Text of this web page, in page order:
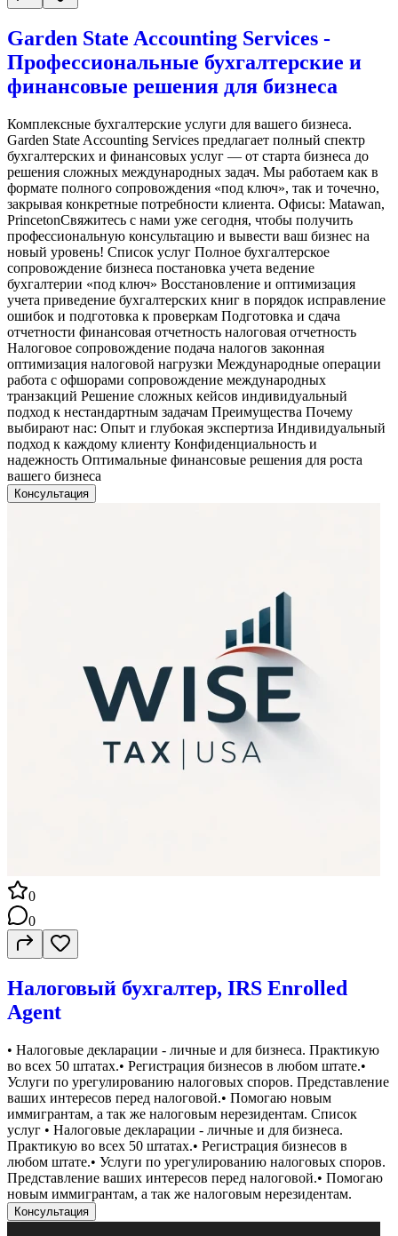
Garden State Accounting Services -
Профессиональные бухгалтерские и
финансовые решения для бизнеса
Комплексные бухгалтерские услуги для вашего бизнеса.
Garden State Accounting Services предлагает полный спектр
бухгалтерских и финансовых услуг — от старта бизнеса до
решения сложных международных задач. Мы работаем как в
формате полного сопровождения «под ключ», так и точечно,
закрывая конкретные потребности клиента. Офисы: Matawan,
PrincetonСвяжитесь с нами уже сегодня, чтобы получить
профессиональную консультацию и вывести ваш бизнес на
новый уровень! Список услуг Полное бухгалтерское
сопровождение бизнеса постановка учета ведение
бухгалтерии «под ключ» Восстановление и оптимизация
учета приведение бухгалтерских книг в порядок исправление
ошибок и подготовка к проверкам Подготовка и сдача
отчетности финансовая отчетность налоговая отчетность
Налоговое сопровождение подача налогов законная
оптимизация налоговой нагрузки Международные операции
работа с офшорами сопровождение международных
транзакций Решение сложных кейсов индивидуальный
подход к нестандартным задачам Преимущества Почему
выбирают нас: Опыт и глубокая экспертиза Индивидуальный
подход к каждому клиенту Конфиденциальность и
надежность Оптимальные финансовые решения для роста
вашего бизнеса
Консультация
0
0
Налоговый бухгалтер, IRS Enrolled
Agent
• Налоговые декларации - личные и для бизнеса. Практикую
во всех 50 штатах.• Регистрация бизнесов в любом штате.•
Услуги по урегулированию налоговых споров. Представление
ваших интересов перед налоговой.• Помогаю новым
иммигрантам, а так же налоговым нерезидентам. Список
услуг • Налоговые декларации - личные и для бизнеса.
Практикую во всех 50 штатах.• Регистрация бизнесов в
любом штате.• Услуги по урегулированию налоговых споров.
Представление ваших интересов перед налоговой.• Помогаю
новым иммигрантам, а так же налоговым нерезидентам.
Консультация